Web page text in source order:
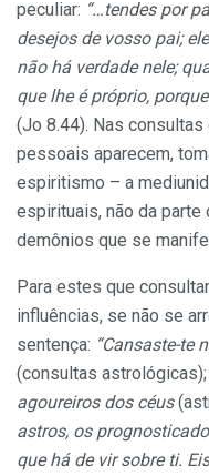
peculiar: “…tendes por
desejos de vosso pai;
não há verdade nele;
que lhe é próprio,
(Jo 8.44). Nas
pessoais aparecem,
espiritismo – a
espirituais, não da
demônios que se
Para estes que
influências, se não se
sentença: “Cansaste-te
(consultas astroló­gicas);
agoureiros dos céus
astros, os
que há de vir sobre ti.